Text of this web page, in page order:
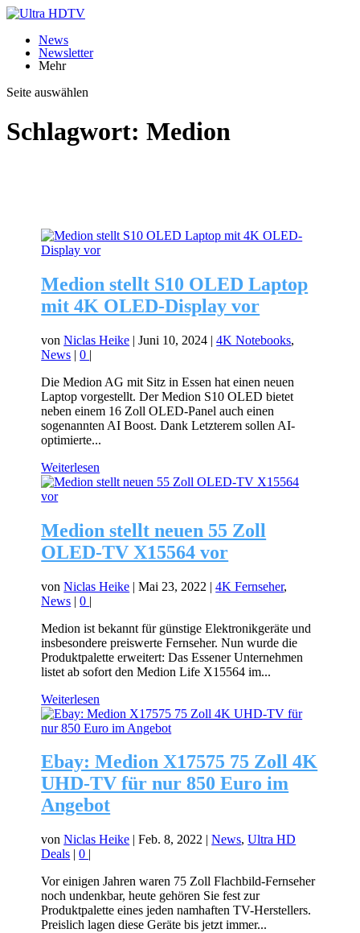
News
Newsletter
Mehr
Seite auswählen
Schlagwort: Medion
Medion stellt S10 OLED Laptop
mit 4K OLED-Display vor
vonNiclas Heike |Juni 10, 2024 |4K Notebooks,
News |0 |
Die Medion AG mit Sitz in Essen hat einen neuen
Laptop vorgestellt. Der Medion S10 OLED bietet
neben einem 16 Zoll OLED-Panel auch einen
sogenannten AI Boost. Dank Letzterem sollen AI-
optimierte...
Weiterlesen
Medion stellt neuen 55 Zoll
OLED-TV X15564 vor
vonNiclas Heike |Mai 23, 2022 |4K Fernseher,
News |0 |
Medion ist bekannt für günstige Elektronikgeräte und
insbesondere preiswerte Fernseher. Nun wurde die
Produktpalette erweitert: Das Essener Unternehmen
listet ab sofort den Medion Life X15564 im...
Weiterlesen
Ebay: Medion X17575 75 Zoll 4K
UHD-TV für nur 850 Euro im
Angebot
vonNiclas Heike |Feb. 8, 2022 |News,Ultra HD
Deals |0 |
Vor einigen Jahren waren 75 Zoll Flachbild-Fernseher
noch undenkbar, heute gehören Sie fest zur
Produktpalette eines jeden namhaften TV-Herstellers.
Preislich lagen diese Geräte bis jetzt immer...